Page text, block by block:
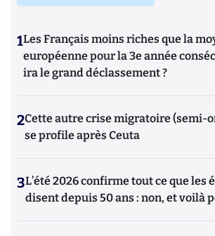
1Les Français moins riches que la
européenne pour la 3e année
ira le grand déclassement ?
2Cette autre crise migratoire (semi-
se profile après Ceuta
3L’été 2026 confirme tout ce que les
disent depuis 50 ans : non, et voilà